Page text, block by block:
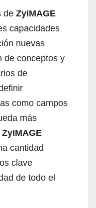
de ZyIMAGE
capacidades
nuevas
de conceptos y
de
como campos
más
ZyIMAGE
cantidad
clave
de todo el